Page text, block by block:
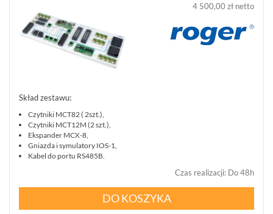
REJESTRACJA
CZASU
REJESTRACJA
PRACY
WARTOWNIKÓW
(2)
MATERIAŁY
PREZENTACYJNE
4 500,00 zł netto
Skład zestawu:
Czytniki MCT82 ( 2szt.),
Czytniki MCT12M (2 szt.),
Ekspander MCX-8,
Gniazda i symulatory IOS-1,
Kabel do portu RS485B.
Czas realizacji: Do 48h
DO KOSZYKA